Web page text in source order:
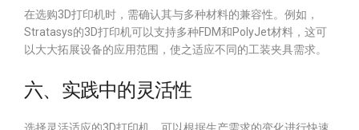
在选购3D打印机时，需确认其与多种材料的兼容性。例如，
Stratasys的3D打印机可以支持多种FDM和PolyJet材料，这可
以大大拓展设备的应用范围，使之适应不同的工装夹具需求。
六、实践中的灵活性